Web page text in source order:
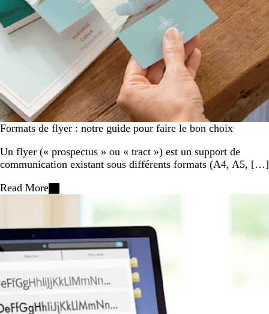
Formats de flyer : notre guide pour faire le bon choix
Un flyer (« prospectus » ou « tract ») est un support de
communication existant sous différents formats (A4, A5, […]
Read More